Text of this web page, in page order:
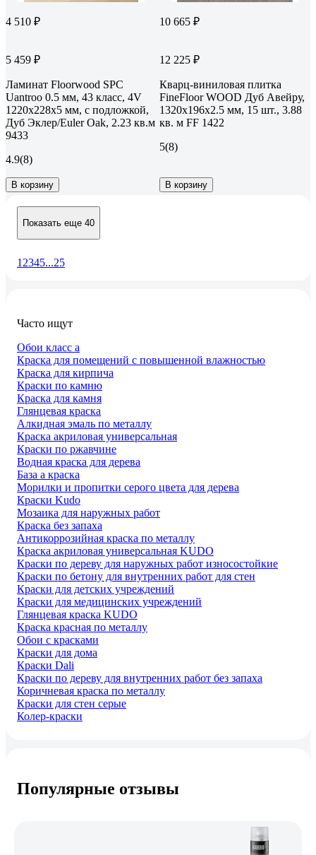
4 510 ₽
5 459 ₽
Ламинат Floorwood SPC
Uantroo 0.5 мм, 43 класс, 4V
1220x228x5 мм, c подложкой,
Дуб Эклер/Euler Oak, 2.23 кв.м
9433
4.9(8)
В корзину
10 665 ₽
12 225 ₽
Кварц-виниловая плитка
FineFloor WOOD Дуб Авейру,
1320х196х2.5 мм, 15 шт., 3.88
кв. м FF 1422
5(8)
В корзину
Показать еще 40
1 2345...25
Часто ищут
Обои класс а
Краска для помещений с повышенной влажностью
Краска для кирпича
Краски по камню
Краска для камня
Глянцевая краска
Алкидная эмаль по металлу
Краска акриловая универсальная
Краски по ржавчине
Водная краска для дерева
База а краска
Морилки и пропитки серого цвета для дерева
Краски Kudo
Мозаика для наружных работ
Краска без запаха
Антикоррозийная краска по металлу
Краска акриловая универсальная KUDO
Краски по дереву для наружных работ износостойкие
Краски по бетону для внутренних работ для стен
Краски для детских учреждений
Краски для медицинских учреждений
Глянцевая краска KUDO
Краска красная по металлу
Обои с красками
Краски для дома
Краски Dali
Краски по дереву для внутренних работ без запаха
Коричневая краска по металлу
Краски для стен серые
Колер-краски
Популярные отзывы